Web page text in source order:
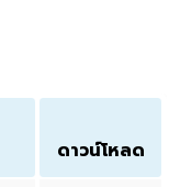
ดาวน์โหลด